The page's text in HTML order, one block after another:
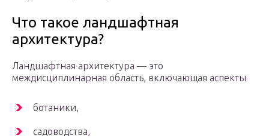
Что такое ландшафтная
архитектура?
Ландшафтная архитектура — это
междисциплинарная область, включающая аспекты
ботаники,
садоводства,